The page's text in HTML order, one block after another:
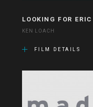
LOOKING FOR ERIC
KEN LOACH
FILM DETAILS